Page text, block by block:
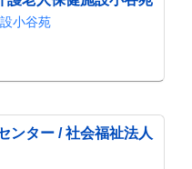
小谷苑
ンター / 社会福祉法人